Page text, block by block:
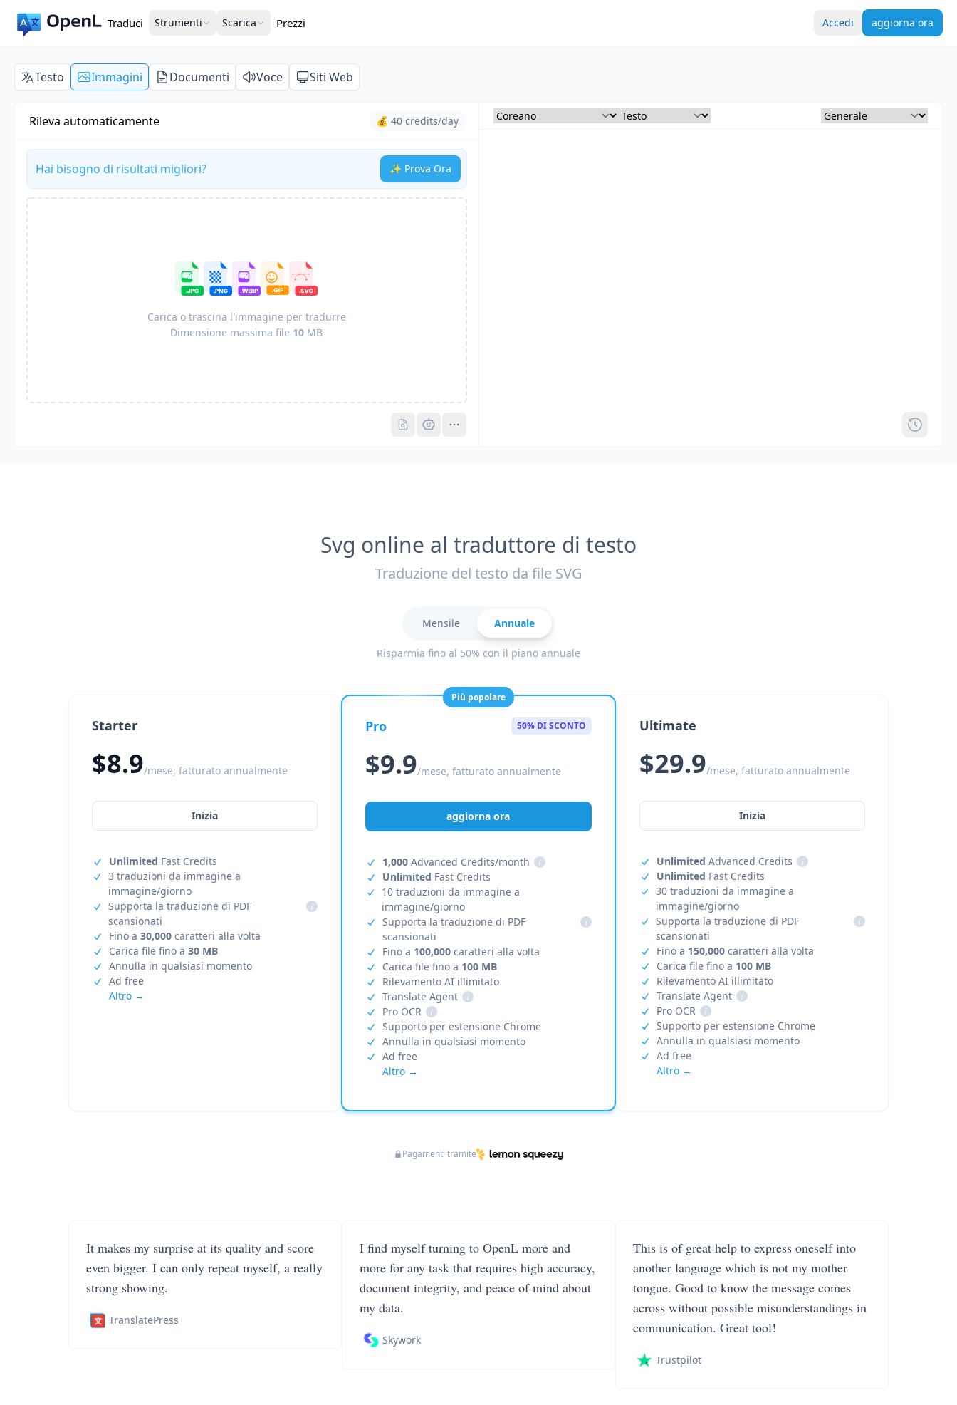
Traduci Strumenti Scarica Prezzi Accedi aggiorna ora
Testo Immagini Documenti Voce Siti Web
Rileva automaticamente 💰 40 credits/day
Hai bisogno di risultati migliori? ✨ Prova Ora
Carica o trascina l'immagine per tradurre
Dimensione massima file 10 MB
Pro
Svg online al traduttore di testo
Traduzione del testo da file SVG
Mensile Annuale
Risparmia fino al 50% con il piano annuale
Starter
$8.9/mese, fatturato annualmente
Inizia
Unlimited Fast Credits
3 traduzioni da immagine a
immagine/giorno
Supporta la traduzione di PDF
scansionati
i
Fino a 30,000 caratteri alla volta
Carica file fino a 30 MB
Annulla in qualsiasi momento
Ad free
Altro →
Più popolare
Pro 50% DI SCONTO
$9.9/mese, fatturato annualmente
aggiorna ora
1,000 Advanced Credits/month
i
Unlimited Fast Credits
10 traduzioni da immagine a
immagine/giorno
Supporta la traduzione di PDF
scansionati
i
Fino a 100,000 caratteri alla volta
Carica file fino a 100 MB
Rilevamento AI illimitato
Translate Agent
i
Pro OCR
i
Supporto per estensione Chrome
Annulla in qualsiasi momento
Ad free
Altro →
Ultimate
$29.9/mese, fatturato annualmente
Inizia
Unlimited Advanced Credits
i
Unlimited Fast Credits
30 traduzioni da immagine a
immagine/giorno
Supporta la traduzione di PDF
scansionati
i
Fino a 150,000caratteri alla volta
Carica file fino a 100 MB
Rilevamento AI illimitato
Translate Agent
i
Pro OCR
i
Supporto per estensione Chrome
Annulla in qualsiasi momento
Ad free
Altro →
Pagamenti tramite
It makes my surprise at its quality and score
even bigger. I can only repeat myself, a really
strong showing.
TranslatePress
I find myself turning to OpenL more and
more for any task that requires high accuracy,
document integrity, and peace of mind about
my data.
Skywork
This is of great help to express oneself into
another language which is not my mother
tongue. Good to know the message comes
across without possible misunderstandings in
communication. Great tool!
Trustpilot